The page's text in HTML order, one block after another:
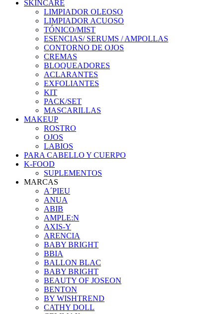
SKINCARE
LIMPIADOR OLEOSO
LIMPIADOR ACUOSO
TÓNICO/MIST
ESENCIAS/ SERUMS / AMPOLLAS
CONTORNO DE OJOS
CREMAS
BLOQUEADORES
ACLARANTES
EXFOLIANTES
KIT
PACK/SET
MASCARILLAS
MAKEUP
ROSTRO
OJOS
LABIOS
PARA CABELLO Y CUERPO
K-FOOD
SUPLEMENTOS
MARCAS
A´PIEU
ANUA
ABIB
AMPLE:N
AXIS-Y
ARENCIA
BABY BRIGHT
BBIA
BALLON BLAC
BABY BRIGHT
BEAUTY OF JOSEON
BENTON
BY WISHTREND
CATHY DOLL